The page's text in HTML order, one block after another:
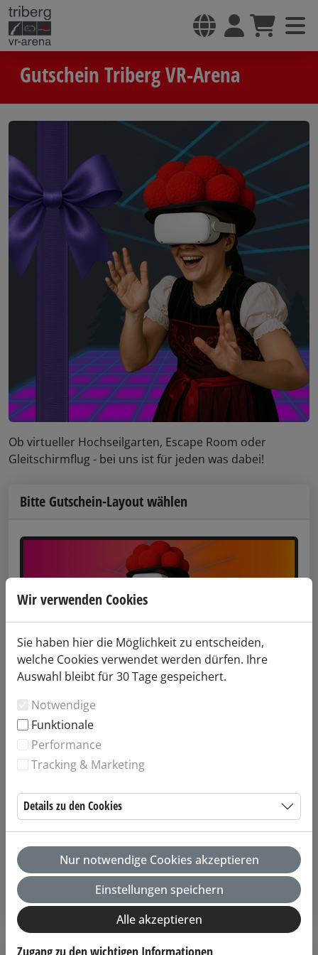
Gutschein Triberg VR-Arena
Ob virtueller Hochseilgarten, Escape Room oder
Gleitschirmflug - bei uns ist für jeden was dabei!
Bitte Gutschein-Layout wählen
Klassisch
Triberg Inclusive-Card
Wir verwenden Cookies
Sie haben hier die Möglichkeit zu entscheiden,
welche Cookies verwendet werden dürfen. Ihre
Auswahl bleibt für 30 Tage gespeichert.
Notwendige
Funktionale
Performance
Tracking & Marketing
Details zu den Cookies
Nur notwendige Cookies akzeptieren
Einstellungen speichern
Alle akzeptieren
Zugang zu den wichtigen Informationen